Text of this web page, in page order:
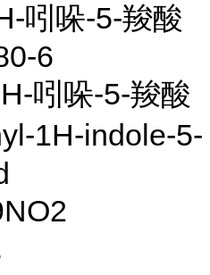
吲哚-5-羧酸
6
吲哚-5-羧酸
1H-indole-5-